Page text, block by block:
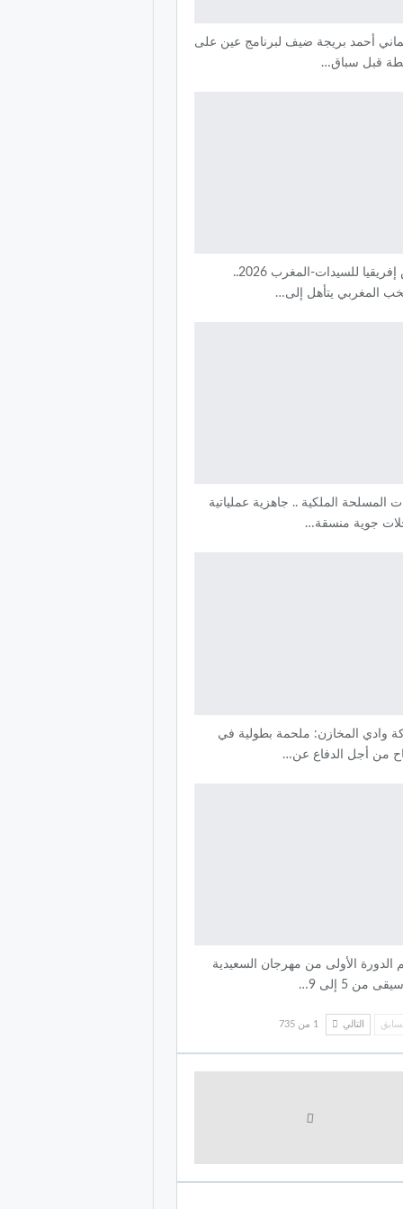
أحمد بريجة ضيف لبرنامج عين على
قبل سباق…
كأس إفريقيا للسيدات-المغرب 2026..
المغربي يتأهل إلى…
المسلحة الملكية .. جاهزية عملياتية
جوية منسقة…
وادي المخازن: ملحمة بطولية في
من أجل الدفاع عن…
الدورة الأولى من مهرجان السعيدية
من 5 إلى 9…
التالي 1 من 735